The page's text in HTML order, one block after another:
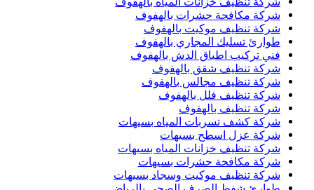
شركة مكافحة حشرات بالهفوف
شركة تنظيف موكيت بالهفوف
طوارئ تسليك المجاري بالهفوف
فني تركيب اطباق الدش بالهفوف
شركة تنظيف شقق بالهفوف
شركة تنظيف مجالس بالهفوف
شركة تنظيف فلل بالهفوف
شركة تنظيف بالهفوف
شركة كشف تسربات المياه بسيهات
شركة عزل اسطح بسيهات
شركة تنظيف خزانات المياه بسيهات
شركة مكافحة حشرات بسيهات
شركة تنظيف موكيت وسجاد بسيهات